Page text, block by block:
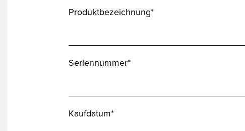
Produktbezeichnung*
Seriennummer*
Kaufdatum*